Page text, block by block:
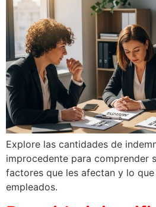
Explore las cantidades de
improcedente para comprender
factores que les afectan y lo
empleados.